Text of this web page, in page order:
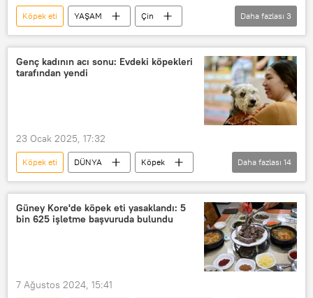
Köpek eti YAŞAM
Çin
Köpek
Kaçış kaçırılma
Daha fazlası 3
Genç kadının acı sonu: Evdeki köpekleri
tarafından yendi
23 Ocak 2025, 17:32
Köpek eti DÜNYA
Köpek
Yavru köpek
Hayvan
Hayvan hakları
Pet hayvan
hayvan yasası
hayvan cinayeti
Ölüm nedeni
ölüm oranı
Daha fazlası 14
Güney Kore'de köpek eti yasaklandı: 5
bin 625 işletme başvuruda bulundu
7 Ağustos 2024, 15:41